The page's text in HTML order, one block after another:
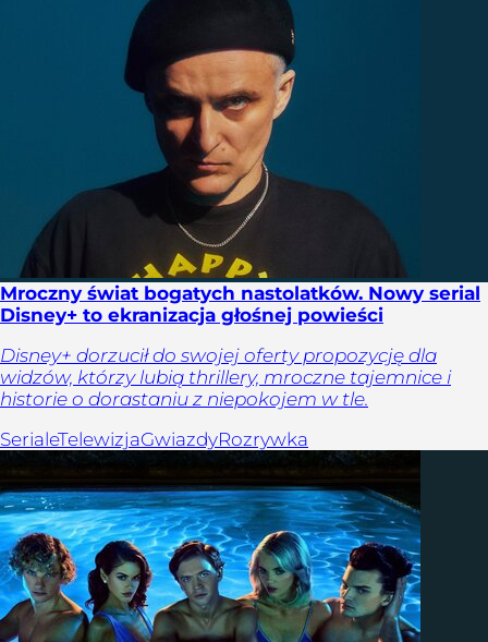
Mroczny świat bogatych nastolatków. Nowy serial
Disney+ to ekranizacja głośnej powieści
Disney+ dorzucił do swojej oferty propozycję dla
widzów, którzy lubią thrillery, mroczne tajemnice i
historie o dorastaniu z niepokojem w tle.
SerialeTelewizjaGwiazdyRozrywka